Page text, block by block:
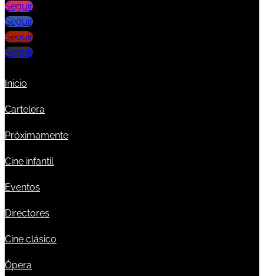
Seguir
Seguir
Seguir
Seguir
Inicio
Cartelera
Próximamente
Cine infantil
Eventos
Directores
Cine clásico
Ópera